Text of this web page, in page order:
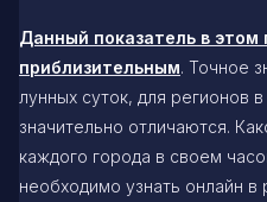
Данный показатель в этом
приблизительным. Точное
лунных суток, для регионов
значительно отличаются.
каждого города в своем
необходимо узнать онлайн в